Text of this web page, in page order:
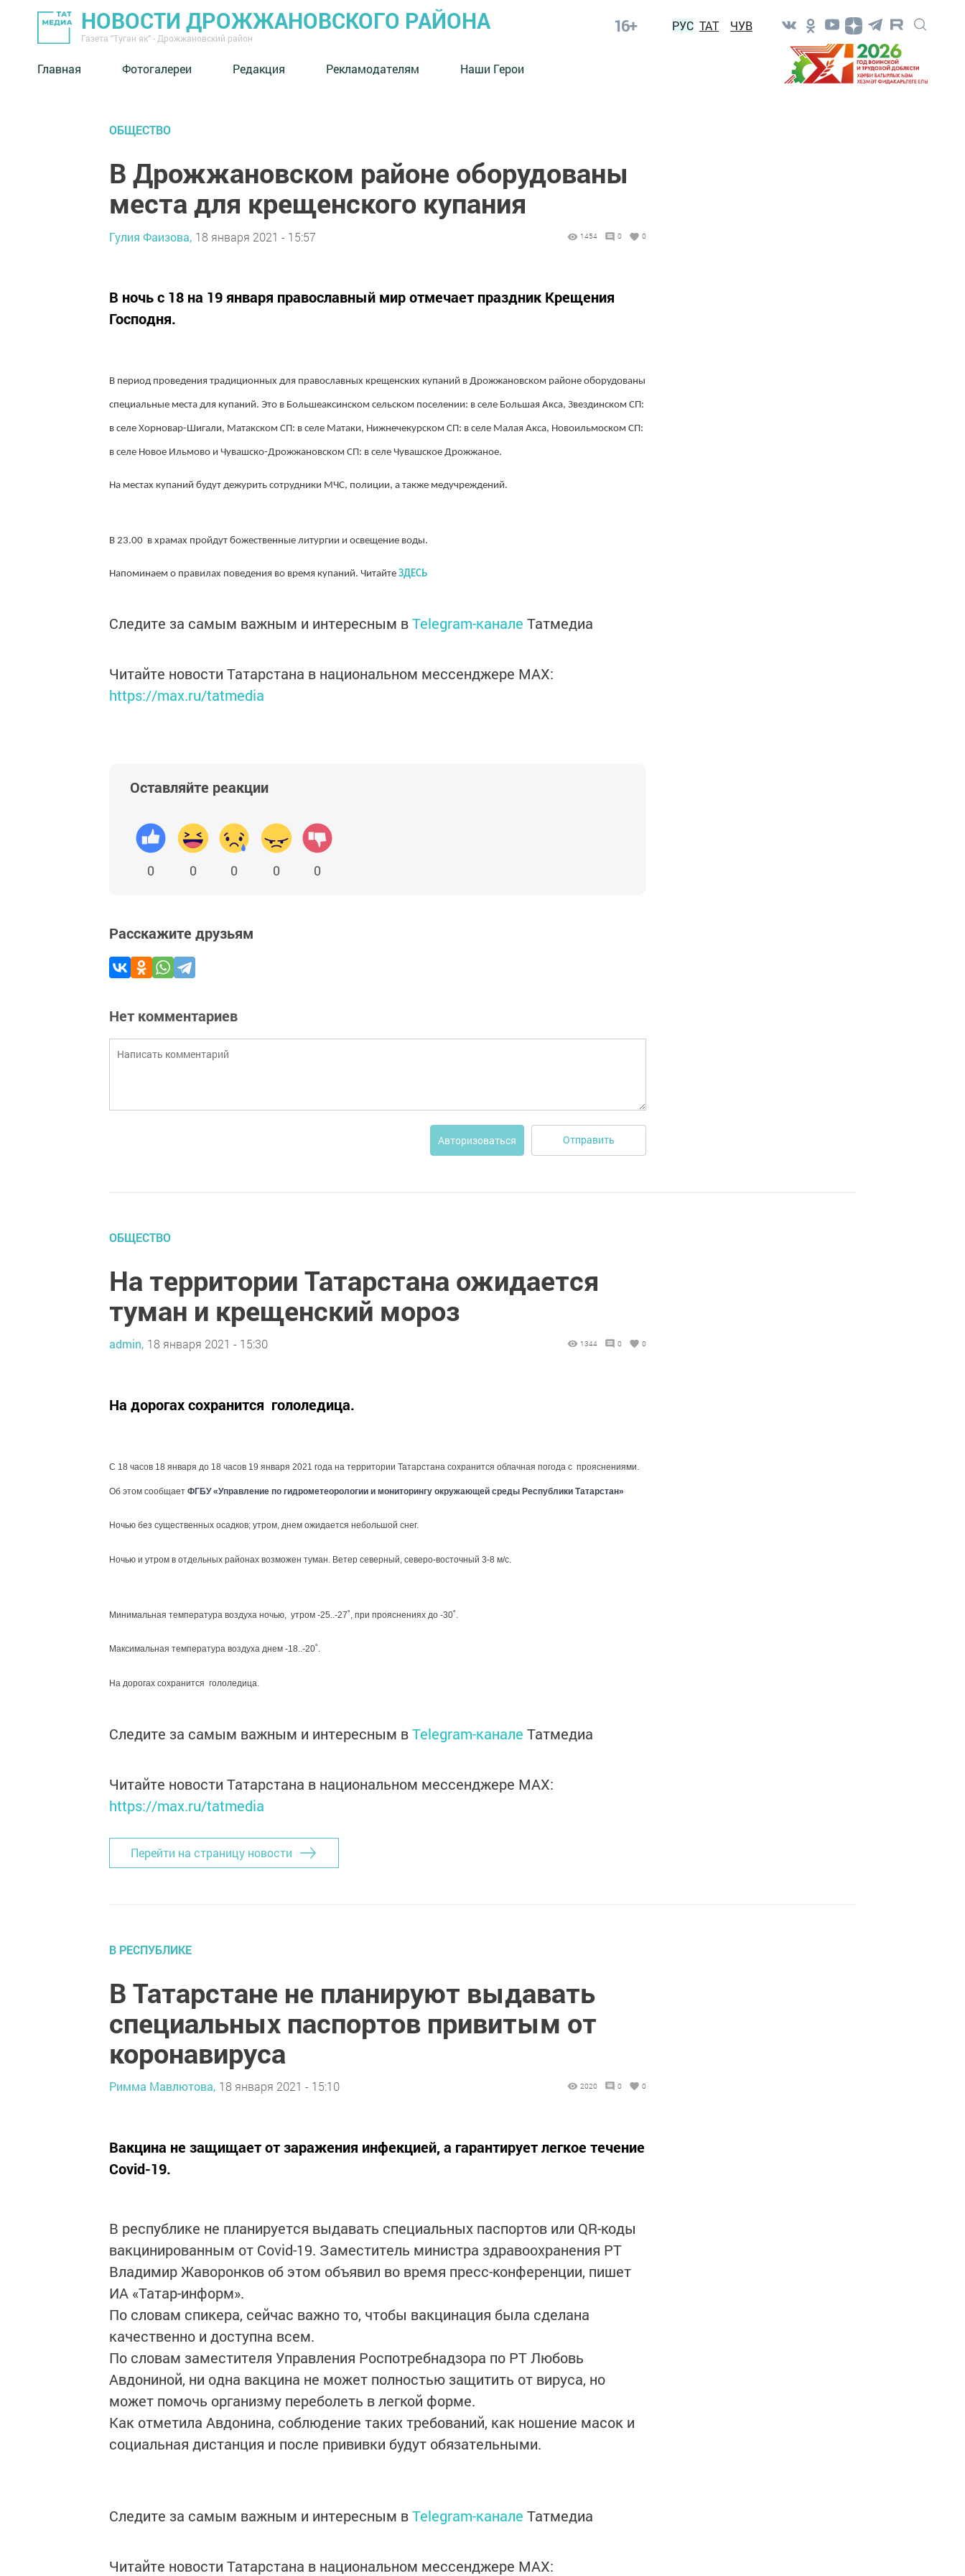
НОВОСТИ ДРОЖЖАНОВСКОГО РАЙОНА
Газета "Туган як" - Дрожжановский район
16+ РУС ТАТ ЧУВ
Главная Фотогалереи Редакция Рекламодателям Наши Герои
ОБЩЕСТВО
В Дрожжановском районе оборудованы
места для крещенского купания
Гулия Фаизова, 18 января 2021 - 15:57 1454 0 0
В ночь с 18 на 19 января православный мир отмечает праздник Крещения
Господня.
В период проведения традиционных для православных крещенских купаний в Дрожжановском районе оборудованы
специальные места для купаний. Это в Большеаксинском сельском поселении: в селе Большая Акса, Звездинском СП:
в селе Хорновар-Шигали, Матакском СП: в селе Матаки, Нижнечекурском СП: в селе Малая Акса, Новоильмоском СП:
в селе Новое Ильмово и Чувашско-Дрожжановском СП: в селе Чувашское Дрожжаное.
На местах купаний будут дежурить сотрудники МЧС, полиции, а также медучреждений.
В 23.00 в храмах пройдут божественные литургии и освещение воды.
Напоминаем о правилах поведения во время купаний. Читайте ЗДЕСЬ
Следите за самым важным и интересным вTelegram-канале Татмедиа
Читайте новости Татарстана в национальном мессенджере MАХ:
https://max.ru/tatmedia
Оставляйте реакции
0 0 0 0 0
Расскажите друзьям
Нет комментариев
Авторизоваться Отправить
ОБЩЕСТВО
На территории Татарстана ожидается
туман и крещенский мороз
admin, 18 января 2021 - 15:30 1344 0 0
На дорогах сохранится гололедица.
С 18 часов 18 января до 18 часов 19 января 2021 года на территории Татарстана сохранится облачная погода с прояснениями.
Об этом сообщает ФГБУ «Управление по гидрометеорологии и мониторингу окружающей среды Республики Татарстан»
Ночью без существенных осадков; утром, днем ожидается небольшой снег.
Ночью и утром в отдельных районах возможен туман. Ветер северный, северо-восточный 3-8 м/с.
Минимальная температура воздуха ночью, утром -25..-27˚, при прояснениях до -30˚.
Максимальная температура воздуха днем -18..-20˚.
На дорогах сохранится гололедица.
Следите за самым важным и интересным вTelegram-канале Татмедиа
Читайте новости Татарстана в национальном мессенджере MАХ:
https://max.ru/tatmedia
Перейти на страницу новости
В РЕСПУБЛИКЕ
В Татарстане не планируют выдавать
специальных паспортов привитым от
коронавируса
Римма Мавлютова, 18 января 2021 - 15:10 2020 0 0
Вакцина не защищает от заражения инфекцией, а гарантирует легкое течение
Covid-19.
В республике не планируется выдавать специальных паспортов или QR-коды
вакцинированным от Covid-19. Заместитель министра здравоохранения РТ
Владимир Жаворонков об этом объявил во время пресс-конференции, пишет
ИА «Татар-информ».
По словам спикера, сейчас важно то, чтобы вакцинация была сделана
качественно и доступна всем.
По словам заместителя Управления Роспотребнадзора по РТ Любовь
Авдониной, ни одна вакцина не может полностью защитить от вируса, но
может помочь организму переболеть в легкой форме.
Как отметила Авдонина, соблюдение таких требований, как ношение масок и
социальная дистанция и после прививки будут обязательными.
Следите за самым важным и интересным вTelegram-канале Татмедиа
Читайте новости Татарстана в национальном мессенджере MАХ: